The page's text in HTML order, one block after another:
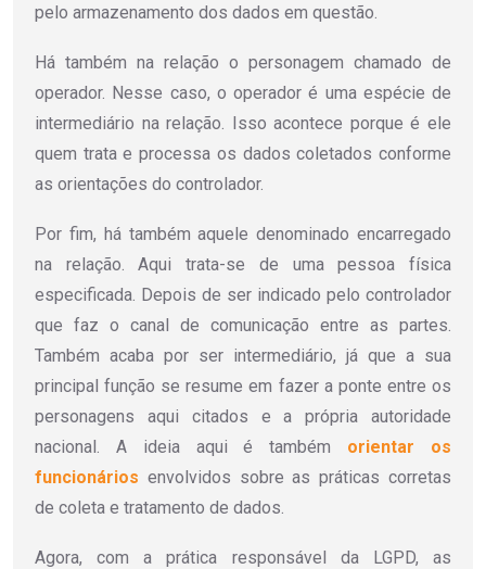
pelo armazenamento dos dados em questão.
Há também na relação o personagem chamado de
operador. Nesse caso, o operador é uma espécie de
intermediário na relação. Isso acontece porque é ele
quem trata e processa os dados coletados conforme
as orientações do controlador.
Por fim, há também aquele denominado encarregado
na relação. Aqui trata-se de uma pessoa física
especificada. Depois de ser indicado pelo controlador
que faz o canal de comunicação entre as partes.
Também acaba por ser intermediário, já que a sua
principal função se resume em fazer a ponte entre os
personagens aqui citados e a própria autoridade
nacional. A ideia aqui é também orientar os
funcionários envolvidos sobre as práticas corretas
de coleta e tratamento de dados.
Agora, com a prática responsável da LGPD, as